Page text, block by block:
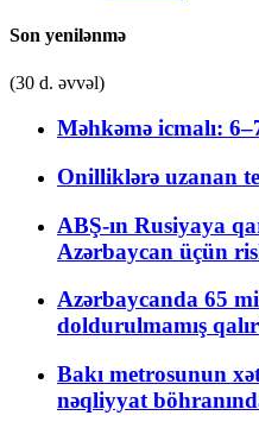
Son yenilənmə
(30 d. əvvəl)
Məhkəmə icmalı:
Onilliklərə uzanan
ABŞ-ın Rusiyaya
Azərbaycan üçün
Azərbaycanda 65
doldurulmamış
Bakı metrosunun
nəqliyyat